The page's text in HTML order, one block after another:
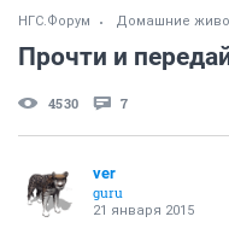
НГС.Форум Домашние
Прочти и
4530 7
ver
guru
21 января 2015